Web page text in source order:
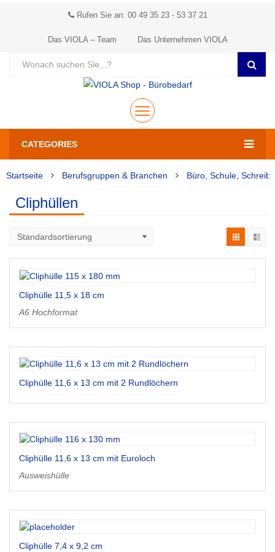
Rufen Sie an: 00 49 35 23 - 53 37 21
Das VIOLA – Team Das Unternehmen VIOLA
CATEGORIES
Startseite Berufsgruppen & Branchen Büro, Schule,
Cliphüllen
Cliphülle 11,5 x 18 cm
A6 Hochformat
Cliphülle 11,6 x 13 cm mit 2 Rundlöchern
Cliphülle 11,6 x 13 cm mit Euroloch
Ausweishülle
Cliphülle 7,4 x 9,2 cm